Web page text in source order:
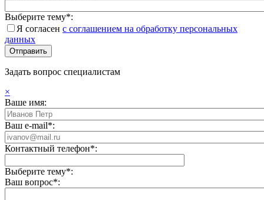
Выберите тему*:
Я согласен с соглашением на обработку персональных
данных
Задать вопрос специалистам
×
Ваше имя:
Ваш e-mail*:
Контактный телефон*:
Выберите тему*:
Ваш вопрос*: